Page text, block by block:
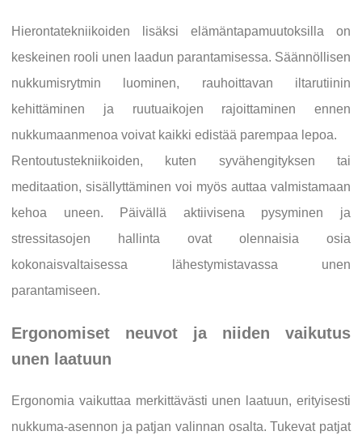
Hierontatekniikoiden lisäksi elämäntapamuutoksilla on
keskeinen rooli unen laadun parantamisessa. Säännöllisen
nukkumisrytmin luominen, rauhoittavan iltarutiinin
kehittäminen ja ruutuaikojen rajoittaminen ennen
nukkumaanmenoa voivat kaikki edistää parempaa lepoa.
Rentoutustekniikoiden, kuten syvähengityksen tai
meditaation, sisällyttäminen voi myös auttaa valmistamaan
kehoa uneen. Päivällä aktiivisena pysyminen ja
stressitasojen hallinta ovat olennaisia osia
kokonaisvaltaisessa lähestymistavassa unen
parantamiseen.
Ergonomiset neuvot ja niiden vaikutus
unen laatuun
Ergonomia vaikuttaa merkittävästi unen laatuun, erityisesti
nukkuma-asennon ja patjan valinnan osalta. Tukevat patjat